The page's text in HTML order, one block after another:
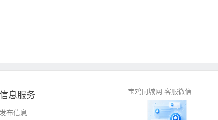
信息服务
发布信息
宝鸡同城网 客服微信